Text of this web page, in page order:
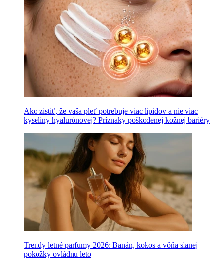
Ako zistiť, že vaša pleť potrebuje viac lipidov a nie viac
kyseliny hyalurónovej? Príznaky poškodenej kožnej bariéry
Trendy letné parfumy 2026: Banán, kokos a vôňa slanej
pokožky ovládnu leto